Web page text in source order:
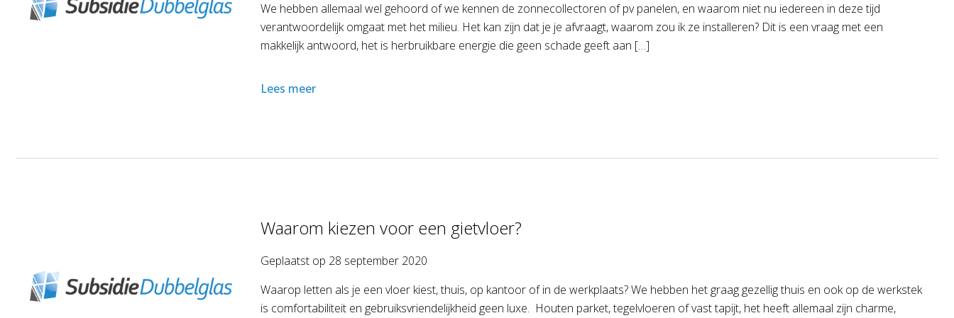
We hebben allemaal wel gehoord of we kennen de zonnecollectoren of pv panelen, en waarom niet nu iedereen in deze tijd
verantwoordelijk omgaat met het milieu. Het kan zijn dat je je afvraagt, waarom zou ik ze installeren? Dit is een vraag met een
makkelijk antwoord, het is herbruikbare energie die geen schade geeft aan […]
Lees meer
Waarom kiezen voor een gietvloer?
Geplaatst op 28 september 2020
Waarop letten als je een vloer kiest, thuis, op kantoor of in de werkplaats? We hebben het graag gezellig thuis en ook op de werkstek
is comfortabiliteit en gebruiksvriendelijkheid geen luxe. Houten parket, tegelvloeren of vast tapijt, het heeft allemaal zijn charme,